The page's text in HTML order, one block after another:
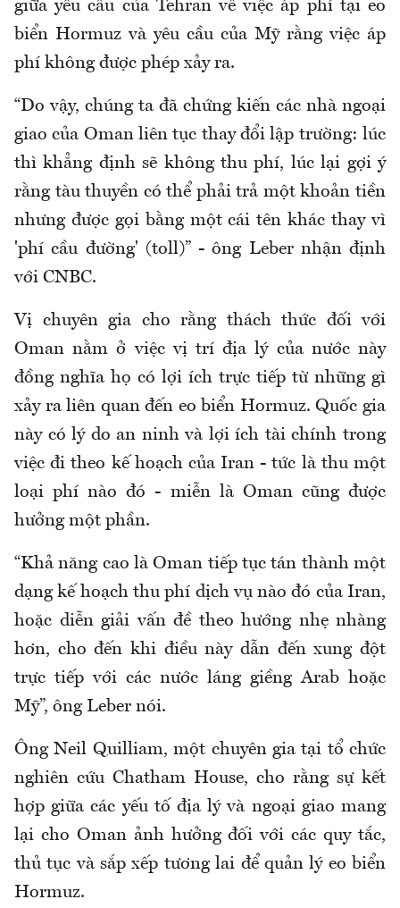
giữa yêu cầu của Tehran về việc áp phí tại eo
biển Hormuz và yêu cầu của Mỹ rằng việc áp
phí không được phép xảy ra.
“Do vậy, chúng ta đã chứng kiến các nhà ngoại
giao của Oman liên tục thay đổi lập trường: lúc
thì khẳng định sẽ không thu phí, lúc lại gợi ý
rằng tàu thuyền có thể phải trả một khoản tiền
nhưng được gọi bằng một cái tên khác thay vì
'phí cầu đường' (toll)” - ông Leber nhận định
với CNBC.
Vị chuyên gia cho rằng thách thức đối với
Oman nằm ở việc vị trí địa lý của nước này
đồng nghĩa họ có lợi ích trực tiếp từ những gì
xảy ra liên quan đến eo biển Hormuz. Quốc gia
này có lý do an ninh và lợi ích tài chính trong
việc đi theo kế hoạch của Iran - tức là thu một
loại phí nào đó - miễn là Oman cũng được
hưởng một phần.
“Khả năng cao là Oman tiếp tục tán thành một
dạng kế hoạch thu phí dịch vụ nào đó của Iran,
hoặc diễn giải vấn đề theo hướng nhẹ nhàng
hơn, cho đến khi điều này dẫn đến xung đột
trực tiếp với các nước láng giềng Arab hoặc
Mỹ”, ông Leber nói.
Ông Neil Quilliam, một chuyên gia tại tổ chức
nghiên cứu Chatham House, cho rằng sự kết
hợp giữa các yếu tố địa lý và ngoại giao mang
lại cho Oman ảnh hưởng đối với các quy tắc,
thủ tục và sắp xếp tương lai để quản lý eo biển
Hormuz.